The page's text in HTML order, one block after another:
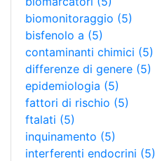
biomonitoraggio (5)
bisfenolo a (5)
contaminanti chimici (5)
differenze di genere (5)
epidemiologia (5)
fattori di rischio (5)
ftalati (5)
inquinamento (5)
interferenti endocrini (5)